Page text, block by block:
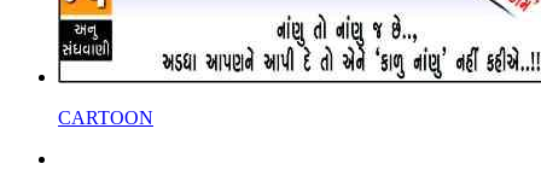
CARTOON